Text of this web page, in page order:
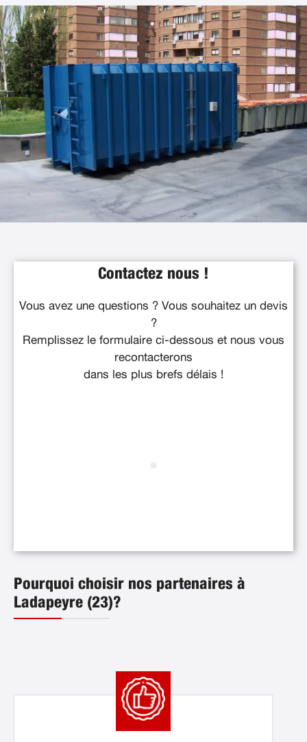
Contactez nous !
Vous avez une questions ? Vous souhaitez un devis
?
Remplissez le formulaire ci-dessous et nous vous
recontacterons
dans les plus brefs délais !
Pourquoi choisir nos partenaires à
Ladapeyre (23)?